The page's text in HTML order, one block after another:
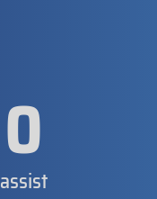
0
assist